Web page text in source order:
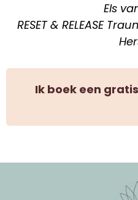
Els
RESET & RELEASE
Ik boek een